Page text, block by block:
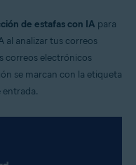
de estafas con IA para
al analizar tus correos
correos electrónicos
se marcan con la etiqueta
entrada.